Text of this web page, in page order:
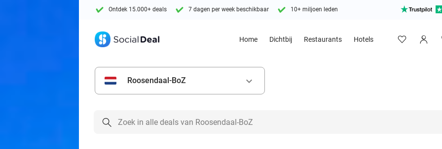
Ontdek 15.000+ deals 7 dagen per week beschikbaar 10+ miljoen leden
Home Dichtbij Restaurants Hotels
Roosendaal-BoZ keyboard_arrow_down